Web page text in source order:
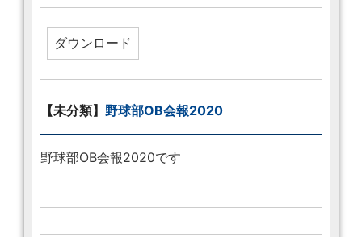
【未分類】 野球部OB会報2020
野球部OB会報2020です